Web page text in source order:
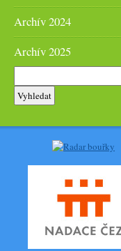
Archív 2024
Archív 2025